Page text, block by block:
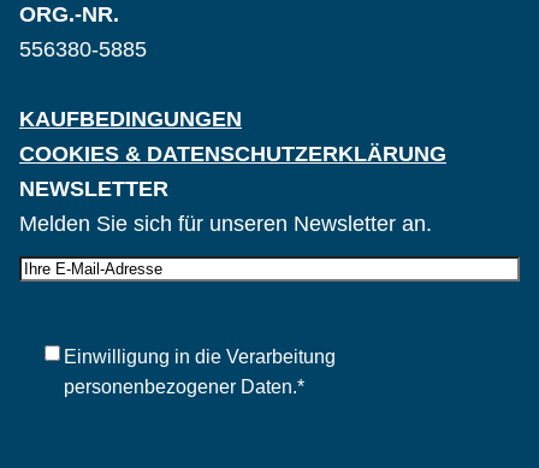
ORG.-NR.
556380-5885
KAUFBEDINGUNGEN
COOKIES & DATENSCHUTZERKLÄRUNG
NEWSLETTER
Melden Sie sich für unseren Newsletter an.
E-
Samtycke*
Einwilligung in die Verarbeitung
personenbezogener Daten.*